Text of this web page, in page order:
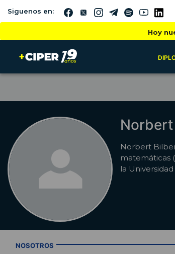
Siguenos en:
Hoy
Norbert
Norbert
matemáticas
la
NOSOTROS